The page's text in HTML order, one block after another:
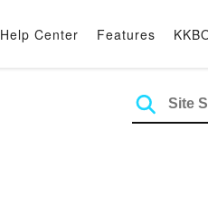
Help Center Features